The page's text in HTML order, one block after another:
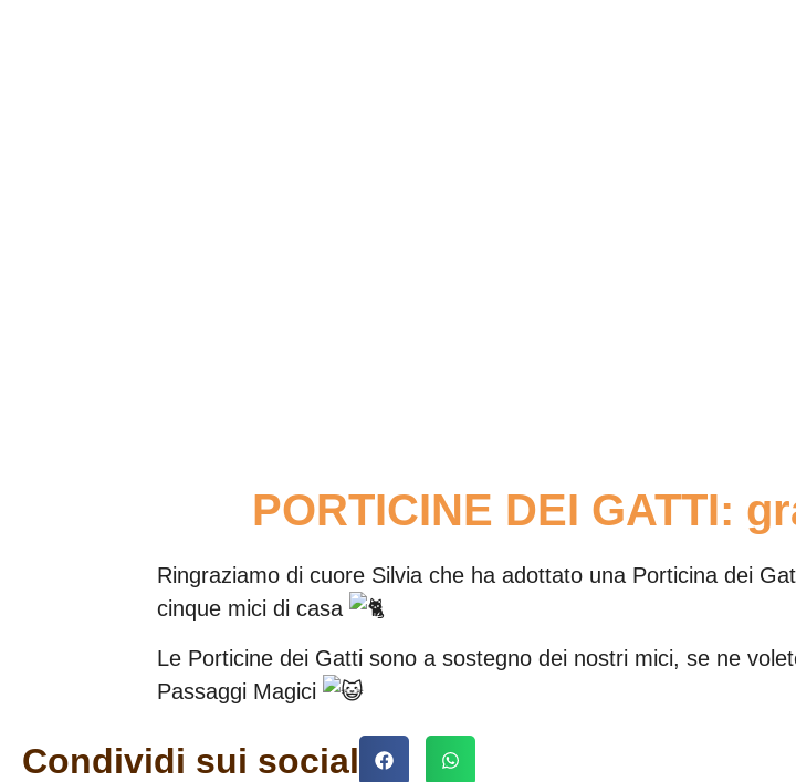
PORTICINE DEI GATTI:
Ringraziamo di cuore Silvia che ha adottato una Porticina dei
cinque mici di casa
Le Porticine dei Gatti sono a sostegno dei nostri mici, se ne
Passaggi Magici
Condividi sui social